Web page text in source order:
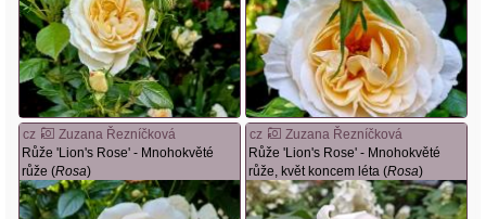
cz
Zuzana Řezníčková
Růže 'Lion's Rose' - Mnohokvěté
růže (Rosa)
cz
Zuzana Řezníčková
Růže 'Lion's Rose' - Mnohokvěté
růže, květ koncem léta (Rosa)